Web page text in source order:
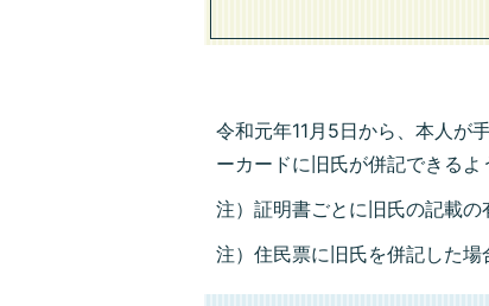
令和元年11月5日から、本人が
ーカードに旧氏が併記できるよ
注）証明書ごとに旧氏の記載の
注）住民票に旧氏を併記した場